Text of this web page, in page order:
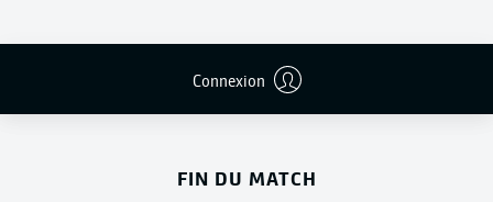
Connexion
FIN DU MATCH